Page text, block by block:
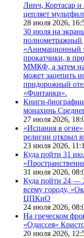
Линч, Кортасар
цепляет
28 июля 2026,
30 июля на
полнометражный
«Анимационный
прокатчики, в
ММКФ, а затем на
может зацепить
придорожный
«Фонтанки».
Книги-
монахинь
27 июля 2026,
«Испания в
религии открыл
23 июля 2026,
Куда пойти 31
31 июля 2026,
Куда пойти 24 —
всему городу,
ЦПКиО
24 июля 2026,
На греческом
«Одиссея»
20 июля 2026,